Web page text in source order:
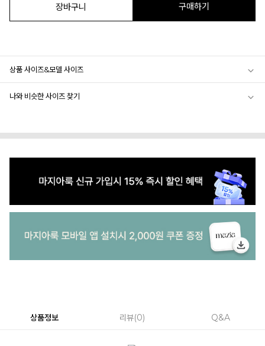
장바구니 구매하기
상품 사이즈&모델 사이즈
나와 비슷한 사이즈 찾기
상품정보 리뷰 0 Q&A